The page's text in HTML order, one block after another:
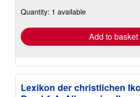
Quantity: 1 available
Add to basket
Lexikon der christlichen